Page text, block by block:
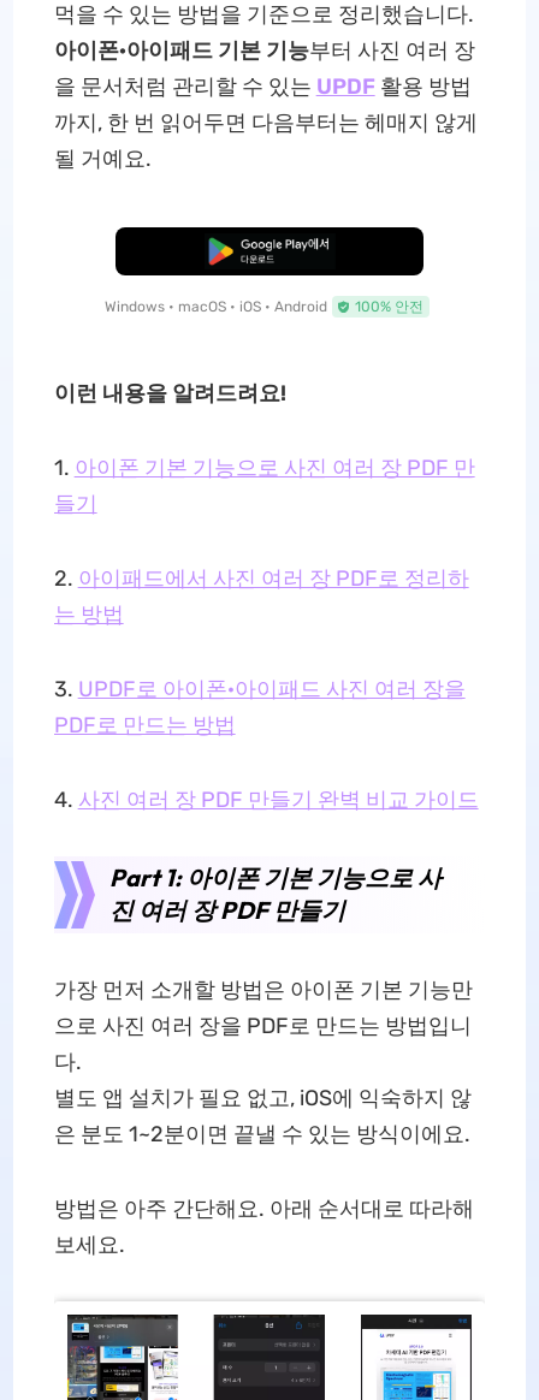
먹을 수 있는 방법을 기준으로 정리했습니다.
아이폰·아이패드 기본 기능부터 사진 여러 장
을 문서처럼 관리할 수 있는 UPDF활용 방법
까지, 한 번 읽어두면 다음부터는 헤매지 않게
될 거예요.
무료로 다운로드
Windows • macOS • iOS • Android 100% 안전
이런 내용을 알려드려요!
1. 아이폰 기본 기능으로 사진 여러 장 PDF 만
들기
2. 아이패드에서 사진 여러 장 PDF로 정리하
는 방법
3. UPDF로 아이폰·아이패드 사진 여러 장을
PDF로 만드는 방법
4. 사진 여러 장 PDF 만들기 완벽 비교 가이드
Part 1: 아이폰 기본 기능으로 사
진 여러 장 PDF 만들기
가장 먼저 소개할 방법은 아이폰 기본 기능만
으로 사진 여러 장을 PDF로 만드는 방법입니
다.
별도 앱 설치가 필요 없고, iOS에 익숙하지 않
은 분도 1~2분이면 끝낼 수 있는 방식이에요.
방법은 아주 간단해요. 아래 순서대로 따라해
보세요.